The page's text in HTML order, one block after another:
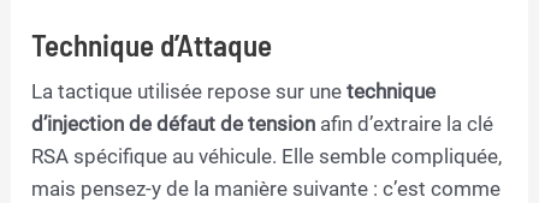
Technique d’Attaque
La tactique utilisée repose sur unetechnique
d’injection de défaut de tension afin d’extraire la clé
RSA spécifique au véhicule. Elle semble compliquée,
mais pensez-y de la manière suivante : c’est comme